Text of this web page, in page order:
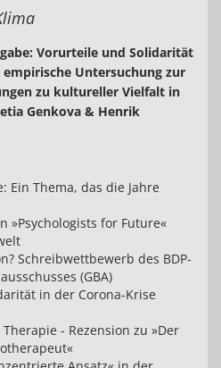
Vorurteile und Solidarität
empirische Untersuchung zur
zu kultureller Vielfalt in
Genkova & Henrik
Ein Thema, das die Jahre
»Psychologists for Future«
Schreibwettbewerb des BDP-
(GBA)
in der Corona-Krise
- Rezension zu »Der